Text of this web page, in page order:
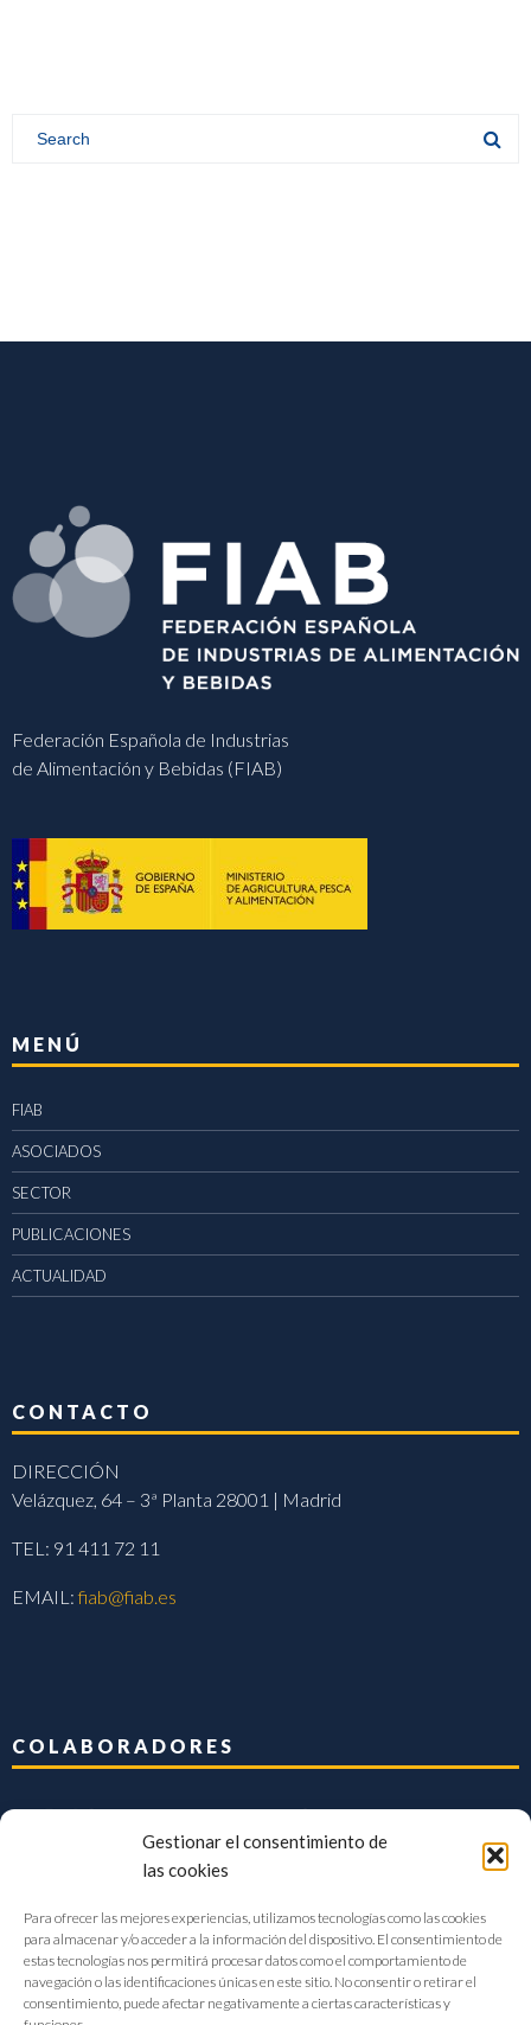
Gestionar el consentimiento de
las cookies
Para ofrecer las mejores experiencias, utilizamos tecnologías como las cookies
para almacenar y/o acceder a la información del dispositivo. El consentimiento de
estas tecnologías nos permitirá procesar datos como el comportamiento de
navegación o las identificaciones únicas en este sitio. No consentir o retirar el
consentimiento, puede afectar negativamente a ciertas características y
Federación Española de Industrias
de Alimentación y Bebidas (FIAB)
MENÚ
FIAB
ASOCIADOS
SECTOR
PUBLICACIONES
ACTUALIDAD
CONTACTO
DIRECCIÓN
Velázquez, 64 – 3ª Planta 28001 | Madrid
TEL: 91 411 72 11
EMAIL:fiab@fiab.es
COLABORADORES